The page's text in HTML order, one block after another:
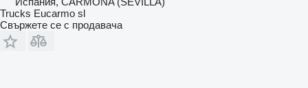
Trucks Eucarmo sl
Свържете се с продавача